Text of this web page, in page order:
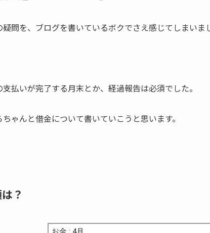
問を、ブログを書いているボクでさえ感じてしまいま
払いが完了する月末とか、経過報告は必須でした。
ゃんと借金について書いていこうと思います。
？